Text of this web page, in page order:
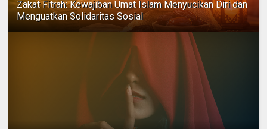
Zakat Fitrah: Kewajiban Umat Islam Menyucikan Diri dan
Menguatkan Solidaritas Sosial